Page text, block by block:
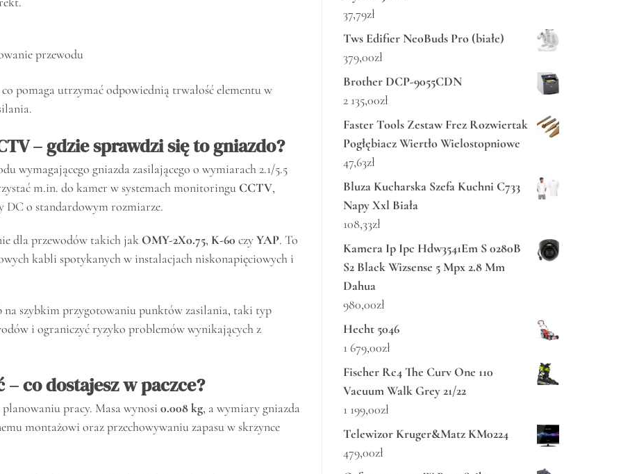
przewodu
co pomaga utrzymać odpowiednią trwałość elementu w
– gdzie sprawdzi się to gniazdo?
wymagającego gniazda zasilającego o wymiarach 2.1/5.5
m.in. do kamer w systemach monitoringu CCTV,
DC o standardowym rozmiarze.
dla przewodów takich jak OMY-2X0.75, K-60 czyYAP. To
kabli spotykanych w instalacjach niskonapięciowych i
na szybkim przygotowaniu punktów zasilania, taki typ
i ograniczyć ryzyko problemów wynikających z
co dostajesz w paczce?
pracy. Masa wynosi 0.008 kg, a wymiary gniazda
montażowi oraz przechowywaniu zapasu w skrzynce
37,79zł
Tws Edifier NeoBuds Pro (białe)
379,00zł
Brother DCP-9055CDN
2 135,00zł
Faster Tools Zestaw Frez Rozwiertak
Pogłębiacz Wiertło Wielostopniowe
47,63zł
Bluza Kucharska Szefa Kuchni C733
Napy Xxl Biała
108,33zł
Kamera Ip Ipc Hdw3541Em S 0280B
S2 Black Wizsense 5 Mpx 2.8 Mm
Dahua
980,00zł
Hecht 5046
1 679,00zł
Fischer Rc4 The Curv One 110
Vacuum Walk Grey 21/22
1 199,00zł
Telewizor Kruger&Matz KM0224
479,00zł